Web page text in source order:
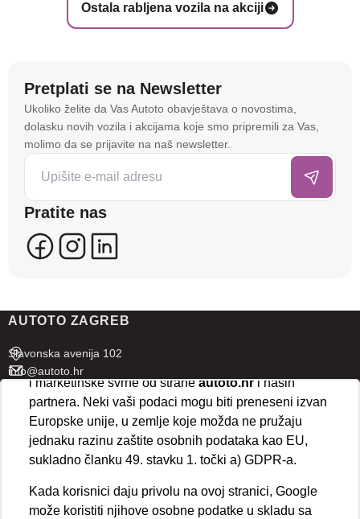
Ostala rabljena vozila na akciji
Pretplati se na Newsletter
Ukoliko želite da Vas Autoto obavještava o novostima,
dolasku novih vozila i akcijama koje smo pripremili za Vas,
molimo da se prijavite na naš newsletter.
Pratite nas
AUTOTO ZAGREB
Slavonska avenija 102
info@autoto.hr
Pon - Pet 07:30-18:00
Sub 08:00-13:00
AUTOTO SPLIT
info@autoto.hr
Pon - Pet 08:00-17:00
Na stranici
tehnologije kako bismo spremali i pristupali
informacijama na vašem uređaju. To nam omogućuje
da poboljšamo funkcionalnost stranice, analiziramo
posjećenost te prikazujemo personalizirane oglase i
sadržaje koji bi vas mogli zanimati. U tu svrhu mogu
se kreirati korisnički profili koji povezuju podatke s
više uređaja i web lokacija. Naši partneri također
koriste ove tehnologije.
ispravno funkcioniranje stranice. Odabirom
kolačića na vaš uređaj i njihovu obradu za analitičke
i marketinške svrhe od straneautoto.hri naših
partnera. Neki vaši podaci mogu biti preneseni izvan
Europske unije, u zemlje koje možda ne pružaju
jednaku razinu zaštite osobnih podataka kao EU,
sukladno članku 49. stavku 1. točki a) GDPR-a.
Kada korisnici daju privolu na ovoj stranici, Google
može koristiti njihove osobne podatke u skladu sa